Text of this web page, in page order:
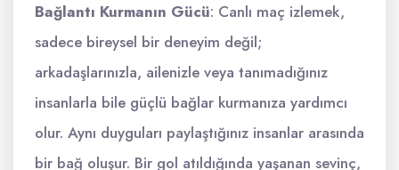
Bağlantı Kurmanın Gücü: Canlı maç izlemek,
sadece bireysel bir deneyim değil;
arkadaşlarınızla, ailenizle veya tanımadığınız
insanlarla bile güçlü bağlar kurmanıza yardımcı
olur. Aynı duyguları paylaştığınız insanlar arasında
bir bağ oluşur. Bir gol atıldığında yaşanan sevinç,